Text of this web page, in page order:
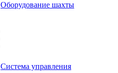
Оборудование шахты
Система управления